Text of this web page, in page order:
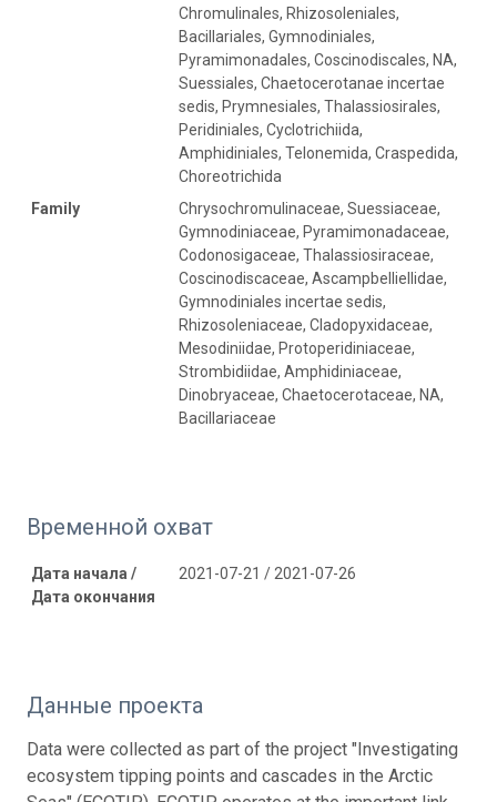
Chromulinales, Rhizosoleniales,
Bacillariales, Gymnodiniales,
Pyramimonadales, Coscinodiscales, NA,
Suessiales, Chaetocerotanae incertae
sedis, Prymnesiales, Thalassiosirales,
Peridiniales, Cyclotrichiida,
Amphidiniales, Telonemida, Craspedida,
Choreotrichida
Family
Chrysochromulinaceae, Suessiaceae,
Gymnodiniaceae, Pyramimonadaceae,
Codonosigaceae, Thalassiosiraceae,
Coscinodiscaceae, Ascampbelliellidae,
Gymnodiniales incertae sedis,
Rhizosoleniaceae, Cladopyxidaceae,
Mesodiniidae, Protoperidiniaceae,
Strombidiidae, Amphidiniaceae,
Dinobryaceae, Chaetocerotaceae, NA,
Bacillariaceae
Временной охват
Дата начала /
Дата окончания
2021-07-21 / 2021-07-26
Данные проекта
Data were collected as part of the project "Investigating
ecosystem tipping points and cascades in the Arctic